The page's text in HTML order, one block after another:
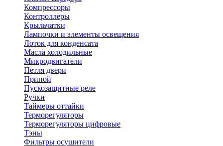
Компрессоры
Контроллеры
Крыльчатки
Лампочки и элементы освещения
Лоток для конденсата
Масла холодильные
Микродвигатели
Петля двери
Припой
Пускозащитные реле
Ручки
Таймеры оттайки
Терморегуляторы
Терморегуляторы цифровые
Тэны
Фильтры осушители